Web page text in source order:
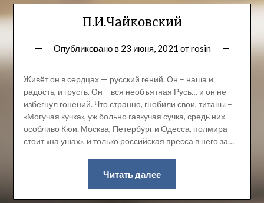
П.И.Чайковский
Опубликовано в 23 июня, 2021 отrosin
Живёт он в сердцах — русский гений. Он – наша и
радость, и грусть. Он – вся необъятная Русь… и он не
избегнул гонений. Что странно, гнобили свои, титаны –
«Могучая кучка», уж больно гавкучая сучка, средь них
особливо Кюи. Москва, Петербург и Одесса, полмира
стоит «на ушах», и только российская пресса в него за…
Читать далее